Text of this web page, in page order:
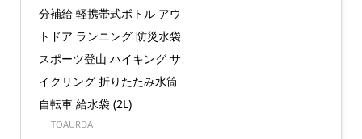
分補給 軽携帯式ボトル アウ
トドア ランニング 防災水袋
スポーツ登山 ハイキング サ
イクリング 折りたたみ水筒
自転車 給水袋 (2L)
TOAURDA